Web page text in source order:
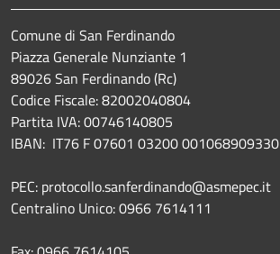
Comune di San Ferdinando
Piazza Generale Nunziante 1
89026 San Ferdinando (Rc)
Codice Fiscale: 82002040804
Partita IVA: 00746140805
IBAN: IT76 F 07601 03200 001068909330
PEC: protocollo.sanferdinando@asmepec.it
Centralino Unico: 0966 7614111